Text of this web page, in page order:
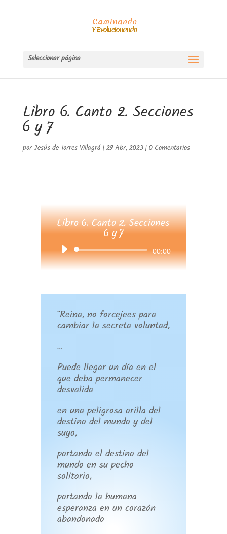
Seleccionar página
Libro 6. Canto 2. Secciones
6 y 7
por Jesús de Torres Villagrá | 29 Abr, 2023 | 0 Comentarios
Libro 6. Canto 2. Secciones
6 y 7
Reproductor
de
00:00
“Reina, no forcejees para
cambiar la secreta voluntad,
…
Puede llegar un día en el
que deba permanecer
desvalida
en una peligrosa orilla del
destino del mundo y del
suyo,
portando el destino del
mundo en su pecho
solitario,
portando la humana
esperanza en un corazón
abandonado